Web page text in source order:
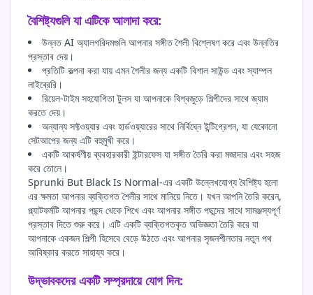
বৈশিষ্ট্যগুলি যা এটিকে আলাদা করে:
উন্নত AI অ্যালগরিদমগুলি আপনার সঙ্গীত শৈলী বিশ্লেষণ করে এবং উন্নতির
প্রস্তাব দেয়।
প্রতিটি কল্পনা করা যায় এমন শৈলীর জন্য একটি বিশাল সাউন্ড এবং স্যাম্পল
লাইব্রেরি।
রিয়েল-টাইম সহযোগিতা টুলস যা আপনাকে বিশ্বজুড়ে শিল্পীদের সাথে জ্যাম
করতে দেয়।
অন্যান্য সফ্টওয়্যার এবং হার্ডওয়্যারের সাথে নির্বিঘ্নে ইন্টিগ্রেশন, যা যেকোনো
সেটআপের জন্য এটি বহুমুখী করে।
একটি আকর্ষণীয় ব্যবহারকারী ইন্টারফেস যা সঙ্গীত তৈরি করা মজাদার এবং সহজ
করে তোলে।
Sprunki But Black Is Normal-এর একটি উল্লেখযোগ্য বৈশিষ্ট্য হলো
এর ক্ষমতা আপনার ব্যক্তিগত শৈলীর সাথে মানিয়ে নিতে। যখন আপনি তৈরি করেন,
প্ল্যাটফর্মটি আপনার পছন্দ থেকে শিখে এবং আপনার সঙ্গীত পছন্দের সাথে সামঞ্জস্যপূর্ণ
প্রস্তাব দিতে শুরু করে। এটি একটি ব্যক্তিগতকৃত অভিজ্ঞতা তৈরি করে যা
আপনাকে একজন শিল্পী হিসেবে বেড়ে উঠতে এবং আপনার সৃজনশীলতার নতুন পথ
আবিষ্কার করতে সাহায্য করে।
উদ্ভাবকদের একটি সম্প্রদায়ে যোগ দিন: